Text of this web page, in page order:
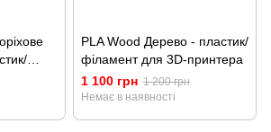
PLA Wood Дерево - пластик/
філамент для 3D-принтера
1 100 грн 1 200 грн
Немає в наявності